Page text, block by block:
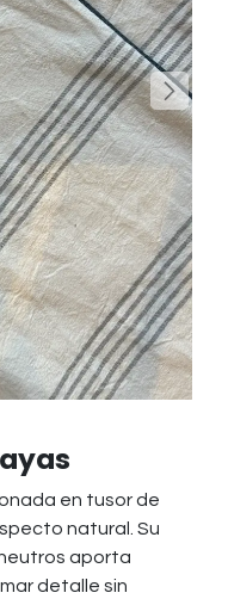
en tusor de
natural. Su
aporta
detalle sin